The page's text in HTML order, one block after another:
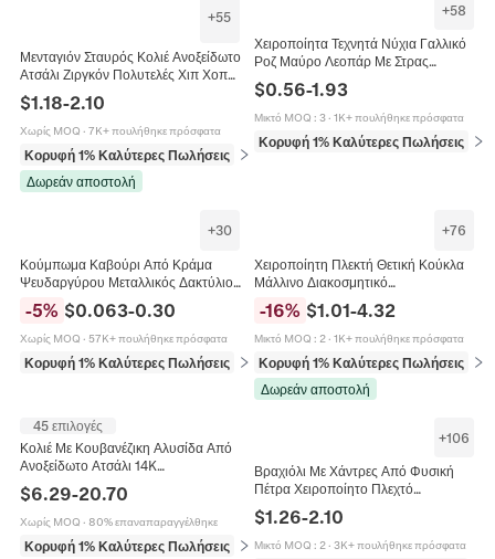
+55
Μενταγιόν Σταυρός Κολιέ Ανοξείδωτο
Ατσάλι Ζιργκόν Πολυτελές Χιπ Χοπ
Θρησκευτικά Κοσμήματα Για
Γυναίκες Και Άνδρες
$1.18-2.10
Χωρίς MOQ · 7K+ πουλήθηκε πρόσφατα
Κορυφή 1% Καλύτερες Πωλήσεις
σε Κολιέ
Δωρεάν αποστολή
+58
Χειροποίητα Τεχνητά Νύχια Γαλλικό
Ροζ Μαύρο Λεοπάρ Με Στρας
Τεχνητό Μαργαριτάρι Σχήμα
Φέρετρου Συλλογή Νυχιών για
Γυναίκες
$0.56-1.93
Μικτό MOQ : 3· 1K+ πουλήθηκε πρόσφατα
Κορυφή 1% Καλύτερες Πωλήσεις σε
+30
Κούμπωμα Καβούρι Από Κράμα
Ψευδαργύρου Μεταλλικός Δακτύλιος
Άγκιστρο Για DIY Κοσμήματα Τσάντα
-5% $0.063-0.30
Χωρίς MOQ · 57K+ πουλήθηκε πρόσφατα
Κορυφή 1% Καλύτερες Πωλήσεις σε Εξαρτήματα κοσμημάτων
+76
Χειροποίητη Πλεκτή Θετική Κούκλα
Μάλλινο Διακοσμητικό
Κάρτα Παρακίνησης Επιτραπέζιο
-16% $1.01-4.32
Μικτό MOQ : 2· 1K+ πουλήθηκε πρόσφατα
Κορυφή 1% Καλύτερες Πωλήσεις
σε
Δωρεάν αποστολή
45 επιλογές
Κολιέ Με Κουβανέζικη Αλυσίδα Από
Ανοξείδωτο Ατσάλι 14K
Ανδρικά Με Κούμπωμα Ζιργκόν
$6.29-20.70
Χωρίς MOQ · 80% επαναπαραγγέλθηκε
Κορυφή 1% Καλύτερες Πωλήσεις
σε Κολιέ
+106
Βραχιόλι Με Χάντρες Από Φυσική
Πέτρα Χειροποίητο Πλεχτό
Ρυθμιζόμενο Σχοινί Κόσμημα Boho
Ethnic Vintage Unisex
$1.26-2.10
Μικτό MOQ : 2· 3K+ πουλήθηκε πρόσφατα